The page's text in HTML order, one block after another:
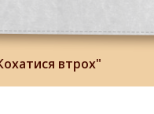
втрох"